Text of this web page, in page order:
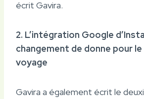
écrit Gavira.
2. L’intégration Google
changement de donne pour
voyage
Gavira a également écrit le